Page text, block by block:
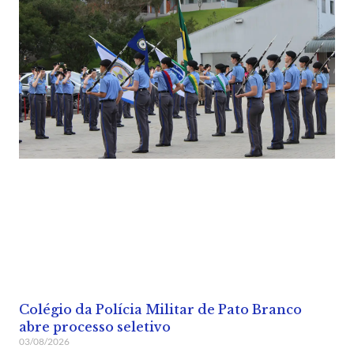
Colégio da Polícia Militar de Pato Branco
abre processo seletivo
03/08/2026